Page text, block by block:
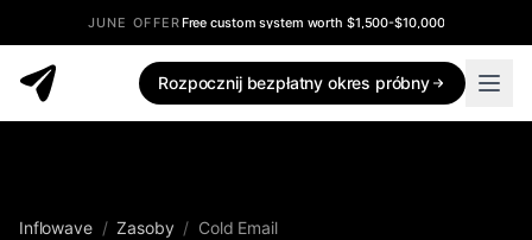
JUNE OFFERFree custom system worth $1,500-$10,000
Rozpocznij bezpłatny okres próbny
Inflowave / Zasoby / Cold Email